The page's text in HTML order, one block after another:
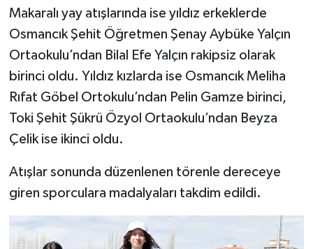
Makaralı yay atışlarında ise yıldız erkeklerde
Osmancık Şehit Öğretmen Şenay Aybüke Yalçın
Ortaokulu’ndan Bilal Efe Yalçın rakipsiz olarak
birinci oldu. Yıldız kızlarda ise Osmancık Meliha
Rıfat Göbel Ortokulu’ndan Pelin Gamze birinci,
Toki Şehit Şükrü Özyol Ortaokulu’ndan Beyza
Çelik ise ikinci oldu.
Atışlar sonunda düzenlenen törenle dereceye
giren sporculara madalyaları takdim edildi.